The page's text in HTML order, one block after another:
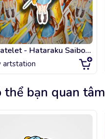
Platelet - Hataraku Saibou (Cells at Work)
artstation
thể bạn quan tâm